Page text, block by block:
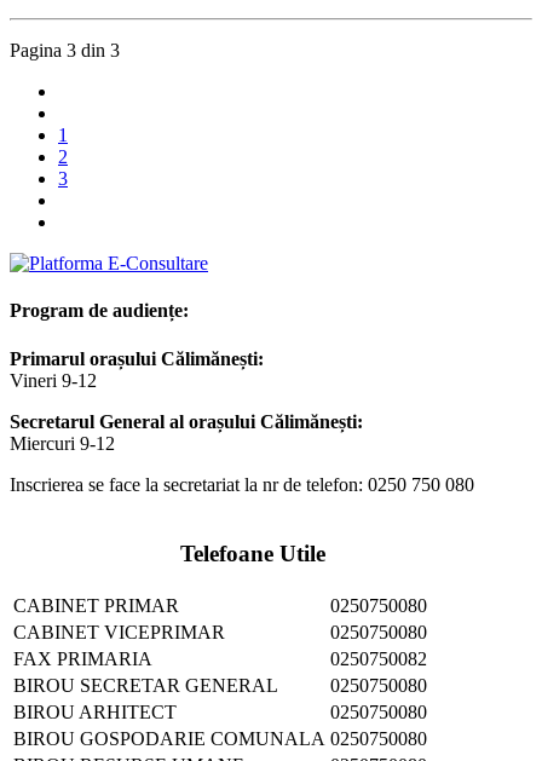
Pagina 3 din 3
1
2
3
Program de audiențe:
Primarul orașului Călimănești:
Vineri 9-12
Secretarul General al orașului Călimănești:
Miercuri 9-12
Inscrierea se face la secretariat la nr de telefon: 0250 750 080
Telefoane Utile
CABINET PRIMAR
0250750080
CABINET VICEPRIMAR
0250750080
FAX PRIMARIA
0250750082
BIROU SECRETAR GENERAL
0250750080
BIROU ARHITECT
0250750080
BIROU GOSPODARIE COMUNALA 0250750080